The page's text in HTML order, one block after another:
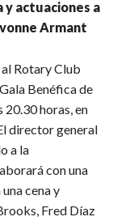
y actuaciones a
Armant
Rotary Club
Benéfica de
20.30 horas, en
director general
a la
con una
cena y
Fred Díaz